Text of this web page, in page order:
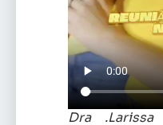
Dra .Larissa